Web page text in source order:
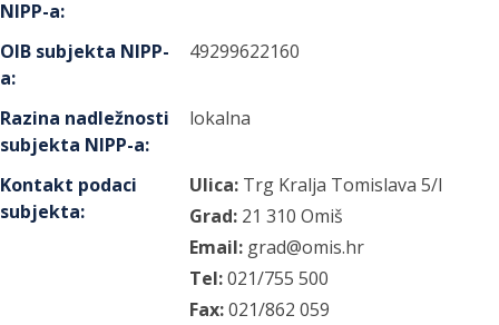
NIPP-a:
OIB subjekta NIPP-
a:
49299622160
Razina nadležnosti
subjekta NIPP-a:
lokalna
Kontakt podaci
subjekta:
Ulica: Trg Kralja Tomislava 5/I
Grad: 21 310 Omiš
Email: grad@omis.hr
Tel:021/755 500
Fax:021/862 059